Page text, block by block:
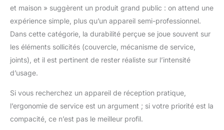
et maison » suggèrent un produit grand public : on attend une
expérience simple, plus qu’un appareil semi-professionnel.
Dans cette catégorie, la durabilité perçue se joue souvent sur
les éléments sollicités (couvercle, mécanisme de service,
joints), et il est pertinent de rester réaliste sur l’intensité
d’usage.
Si vous recherchez un appareil de réception pratique,
l’ergonomie de service est un argument ; si votre priorité est la
compacité, ce n’est pas le meilleur profil.